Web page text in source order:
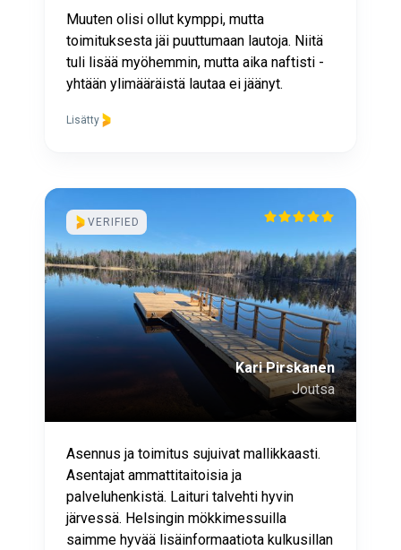
Muuten olisi ollut kymppi, mutta
toimituksesta jäi puuttumaan lautoja. Niitä
tuli lisää myöhemmin, mutta aika naftisti -
yhtään ylimääräistä lautaa ei jäänyt.
Lisätty
VERIFIED
Kari Pirskanen
Joutsa
Asennus ja toimitus sujuivat mallikkaasti.
Asentajat ammattitaitoisia ja
palveluhenkistä. Laituri talvehti hyvin
järvessä. Helsingin mökkimessuilla
saimme hyvää lisäinformaatiota kulkusillan